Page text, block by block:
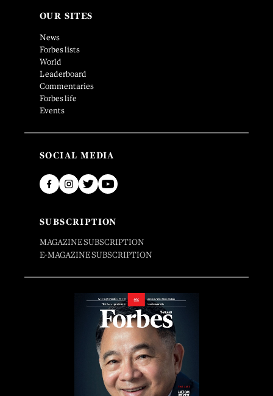
OUR SITES
News
Forbes lists
World
Leaderboard
Commentaries
Forbes life
Events
SOCIAL MEDIA
SUBSCRIPTION
MAGAZINE SUBSCRIPTION
E-MAGAZINE SUBSCRIPTION